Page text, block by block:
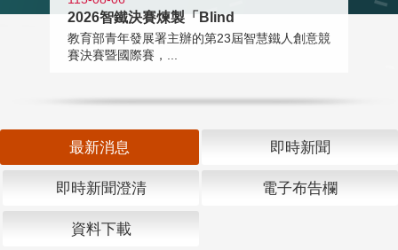
2026智鐵決賽煉製「Blind
教育部青年發展署主辦的第23屆智慧鐵人創意競
賽決賽暨國際賽，...
最新消息 即時新聞
即時新聞澄清 電子布告欄
資料下載